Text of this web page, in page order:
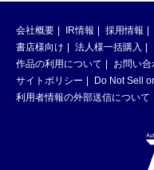
会社概要 IR情報 採用情報
書店様向け
法人様一括購入
作品の利用について
お問い合
サイトポリシー
Do Not Sell
利用者情報の外部送信について